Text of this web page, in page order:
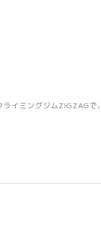
イミングジムZIGZAGで